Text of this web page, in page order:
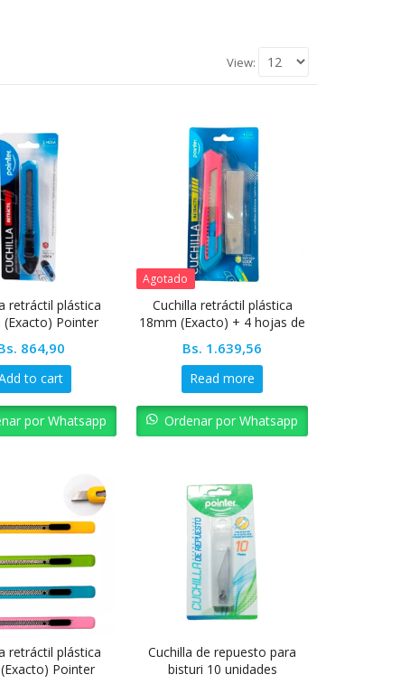
View:
retráctil plástica
(Exacto) Pointer
864,90
to cart
por Whatsapp
Agotado
Cuchilla retráctil plástica
18mm (Exacto) + 4 hojas de
Bs. 1.639,56
Read more
Ordenar por Whatsapp
retráctil plástica
Pointer
Cuchilla de repuesto para
bisturi 10 unidades